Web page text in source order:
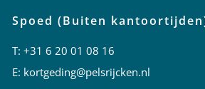
Spoed (Buiten
T: +31 6 20 01 08 16
E: kortgeding@pelsrijcken.nl